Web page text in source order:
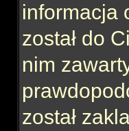
informacja
został do
nim
został